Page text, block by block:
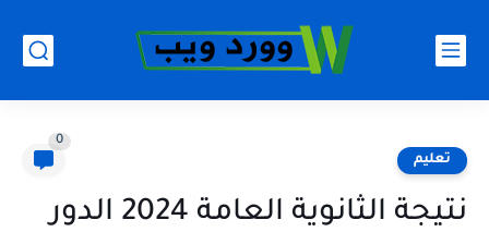
تعليم
0
نتيجة الثانوية العامة 2024 الدور